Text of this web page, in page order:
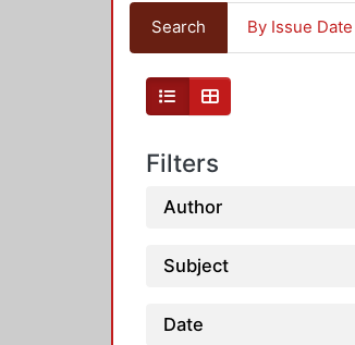
Search By Issue Date
Filters
Author
Subject
Date